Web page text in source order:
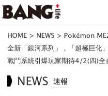
HOME > NEWS > Pokémon
全新「銀河系列」，「超極巨化
戰鬥系統引爆玩家期待4/2(四)全
NEWS 速報